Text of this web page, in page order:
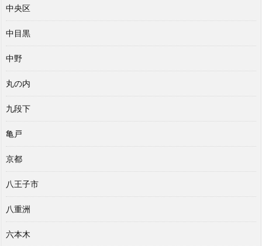
中央区
中目黒
中野
丸の内
九段下
亀戸
京都
八王子市
八重洲
六本木